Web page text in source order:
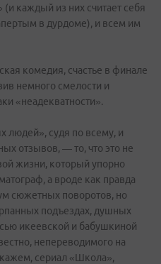
каждый из них считает себя
в дурдоме), и всем им
комедия, счастье в финале
немного смелости и
«неадекватности».
людей», судя по всему, и
отзывов, — то, что это не
жизни, который упорно
а вроде как правда
сюжетных поворотов, но
подъездах, душных
икеевской и бабушкиной
непереводимого на
сериал «Школа»,